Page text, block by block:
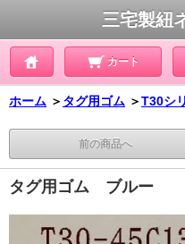
三宅製紐
カート
ホーム ＞ タグ用ゴム ＞T30シ
前の商品へ
タグ用ゴム ブルー